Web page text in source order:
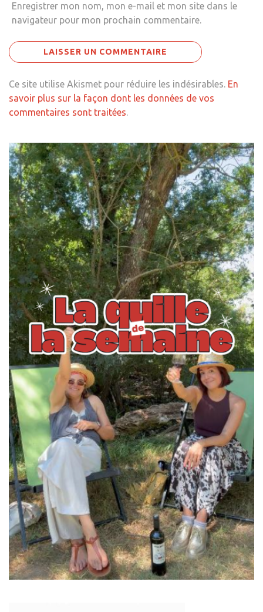
Enregistrer mon nom, mon e-mail et mon site dans le
navigateur pour mon prochain commentaire.
Ce site utilise Akismet pour réduire les indésirables. En
savoir plus sur la façon dont les données de vos
commentaires sont traitées.